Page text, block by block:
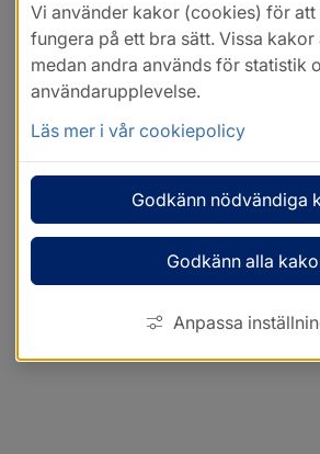
Vi använder kakor (cookies) för
fungera på ett bra sätt. Vissa
medan andra används för statistik
användarupplevelse.
Läs mer i vår cookiepolicy
Godkänn nödvändiga
Godkänn alla
Anpassa